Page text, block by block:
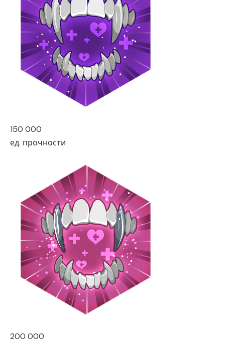
150 000
ед. прочности
200 000